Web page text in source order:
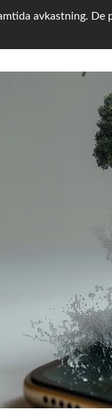
avkastning.